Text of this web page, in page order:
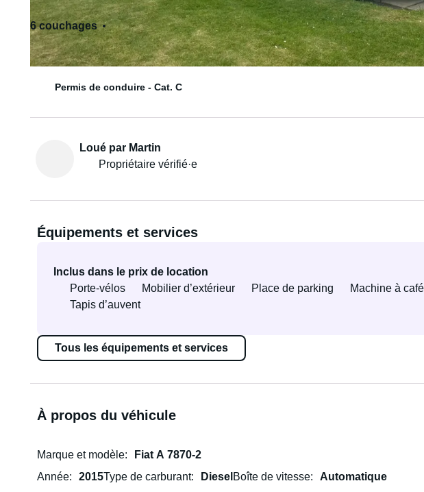
6 couchages
6 siège(s)
Permis de conduire - Cat. C
Loué par Martin
Propriétaire vérifié·e
Équipements et services
Inclus dans le prix de location
Porte-vélos
Mobilier d’extérieur Place de parking Machine à café
Tapis d’auvent
Tous les équipements et services
À propos du véhicule
Marque et modèle
Fiat A 7870-2
Année
2015Type de carburant Diesel Boîte de vitesse
Automatique